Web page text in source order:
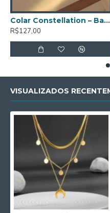
Colar Constellation – Banhado a ouro de 18K
R$127,00
VISUALIZADOS